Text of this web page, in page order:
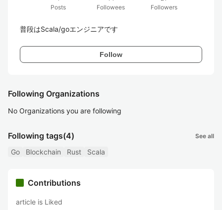
Posts
Followees
Followers
普段はScala/goエンジニアです
Follow
Following Organizations
No Organizations you are following
Following tags(4) See all
Go Blockchain Rust Scala
Contributions
article is Liked